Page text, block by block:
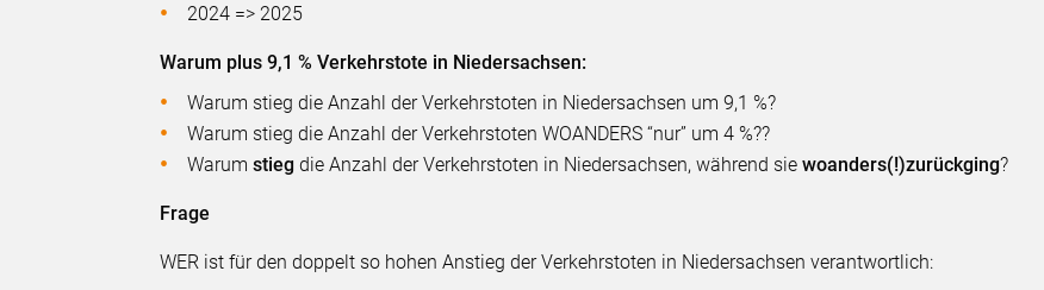
2024 => 2025
Warum plus 9,1 % Verkehrstote in Niedersachsen:
Warum stieg die Anzahl der Verkehrstoten in Niedersachsen um 9,1 %?
Warum stieg die Anzahl der Verkehrstoten WOANDERS “nur” um 4 %??
Warumstieg die Anzahl der Verkehrstoten in Niedersachsen, während siewoanders(!)zurückging?
Frage
WER ist für den doppelt so hohen Anstieg der Verkehrstoten in Niedersachsen verantwortlich: